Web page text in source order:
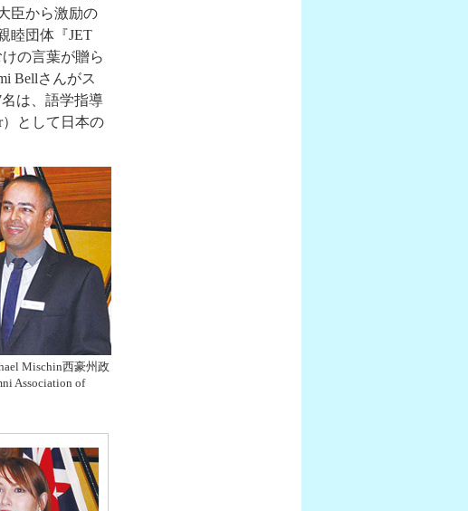
臣から激励の
睦団体『JET
けの言葉が贈ら
Bellさんがス
は、語学指導
）として日本の
Mischin西豪州政
Association of